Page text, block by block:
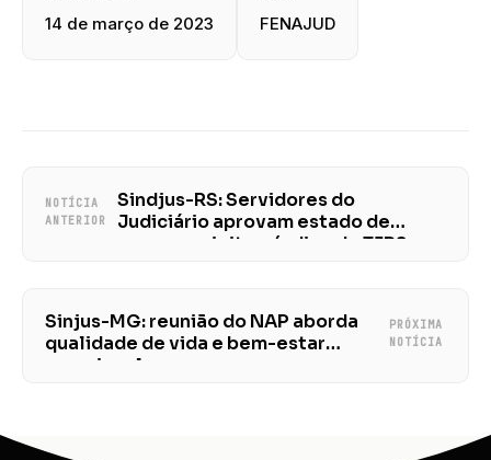
14 de março de 2023 FENAJUD
NOTÍCIA
ANTERIOR
Sindjus-RS: Servidores do
Judiciário aprovam estado de
greve e rejeitam índice do TJRS
Sinjus-MG: reunião do NAP aborda
qualidade de vida e bem-estar
emocional
PRÓXIMA
NOTÍCIA